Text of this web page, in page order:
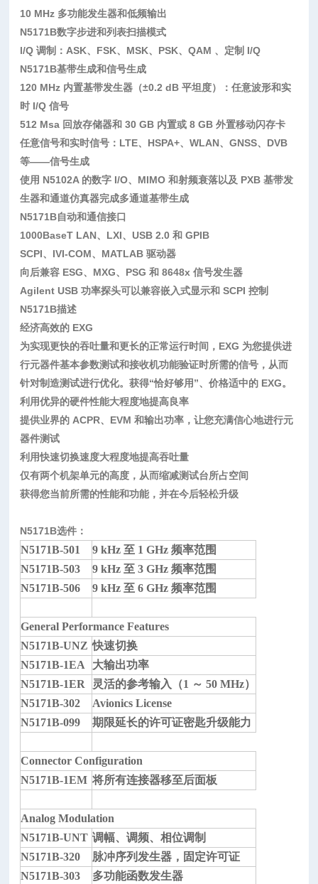
10 MHz 多功能发生器和低频输出
N5171B数字步进和列表扫描模式
l/Q 调制：ASK、FSK、MSK、PSK、QAM 、定制 I/Q
N5171B基带生成和信号生成
120 MHz 内置基带发生器（±0.2 dB 平坦度）：任意波形和实
时 I/Q 信号
512 Msa 回放存储器和 30 GB 内置或 8 GB 外置移动闪存卡
任意信号和实时信号：LTE、HSPA+、WLAN、GNSS、DVB
等——信号生成
使用 N5102A 的数字 I/O、MIMO 和射频衰落以及 PXB 基带发
生器和通道仿真器完成多通道基带生成
N5171B自动和通信接口
1000BaseT LAN、LXI、USB 2.0 和 GPIB
SCPI、IVI-COM、MATLAB 驱动器
向后兼容 ESG、MXG、PSG 和 8648x 信号发生器
Agilent USB 功率探头可以兼容嵌入式显示和 SCPI 控制
N5171B描述
经济高效的 EXG
为实现更快的吞吐量和更长的正常运行时间，EXG 为您提供进
行元器件基本参数测试和接收机功能验证时所需的信号，从而
针对制造测试进行优化。获得“恰好够用”、价格适中的 EXG。
利用优异的硬件性能大程度地提高良率
提供业界的 ACPR、EVM 和输出功率，让您充满信心地进行元
器件测试
利用快速切换速度大程度地提高吞吐量
仅有两个机架单元的高度，从而缩减测试台所占空间
获得您当前所需的性能和功能，并在今后轻松升级
N5171B选件：
N5171B-501
9 kHz 至 1 GHz 频率范围
N5171B-503
9 kHz 至 3 GHz 频率范围
N5171B-506
9 kHz 至 6 GHz 频率范围
General Performance Features
N5171B-UNZ 快速切换
N5171B-1EA
大输出功率
N5171B-1ER
灵活的参考输入（1 ～ 50 MHz）
N5171B-302
Avionics License
N5171B-099
期限延长的许可证密匙升级能力
Connector Configuration
N5171B-1EM 将所有连接器移至后面板
Analog Modulation
N5171B-UNT 调幅、调频、相位调制
N5171B-320
脉冲序列发生器，固定许可证
N5171B-303
多功能函数发生器